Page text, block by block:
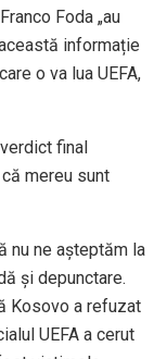
Foda „au
informație
o va lua UEFA,
final
mereu sunt
nu ne așteptăm la
și depunctare.
Kosovo a refuzat
UEFA a cerut